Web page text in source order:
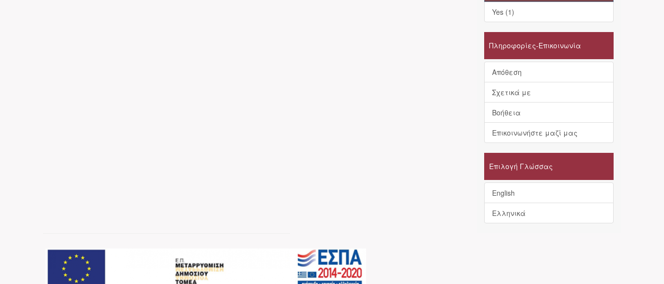
Yes (1)
Πληροφορίες-Επικοινωνία
Απόθεση
Σχετικά με
Βοήθεια
Επικοινωνήστε μαζί μας
Επιλογή Γλώσσας
English
Ελληνικά